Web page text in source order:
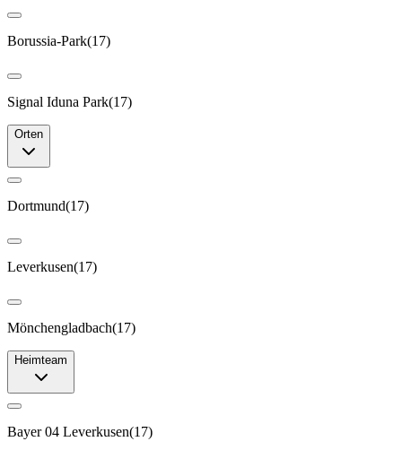
Borussia-Park(17)
Signal Iduna Park(17)
Orten
Dortmund(17)
Leverkusen(17)
Mönchengladbach(17)
Heimteam
Bayer 04 Leverkusen(17)